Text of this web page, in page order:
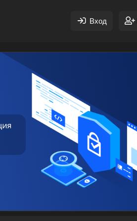
Вход